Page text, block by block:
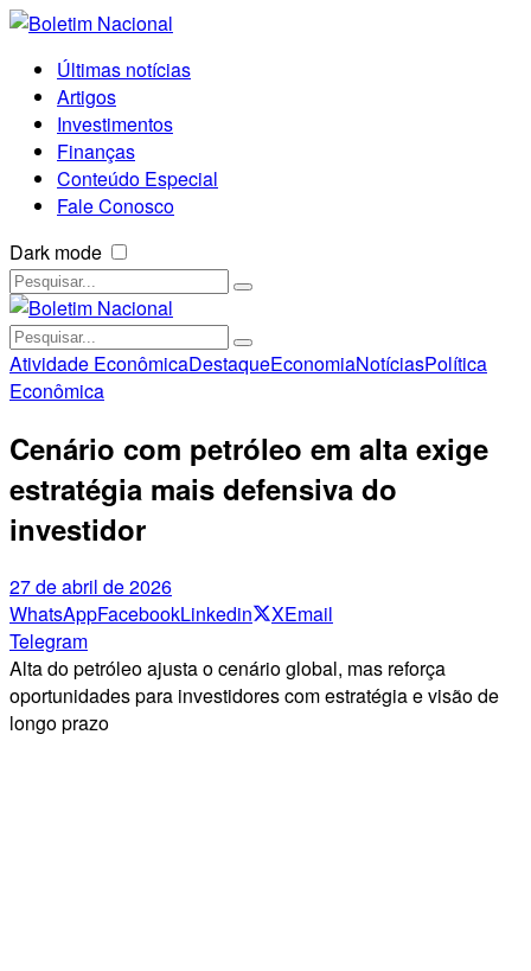
Últimas notícias
Artigos
Investimentos
Finanças
Conteúdo Especial
Fale Conosco
Dark mode
Atividade EconômicaDestaqueEconomiaNotíciasPolítica
Econômica
Cenário com petróleo em alta exige
estratégia mais defensiva do
investidor
27 de abril de 2026
WhatsAppFacebookLinkedin XEmail
Telegram
Alta do petróleo ajusta o cenário global, mas reforça
oportunidades para investidores com estratégia e visão de
longo prazo